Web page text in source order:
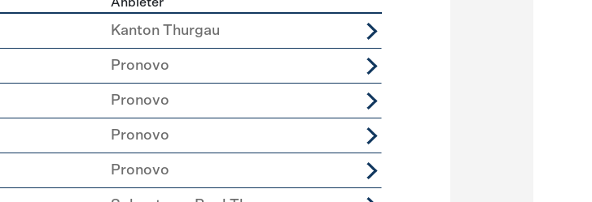
Kanton Thurgau
Pronovo
Pronovo
Pronovo
Pronovo